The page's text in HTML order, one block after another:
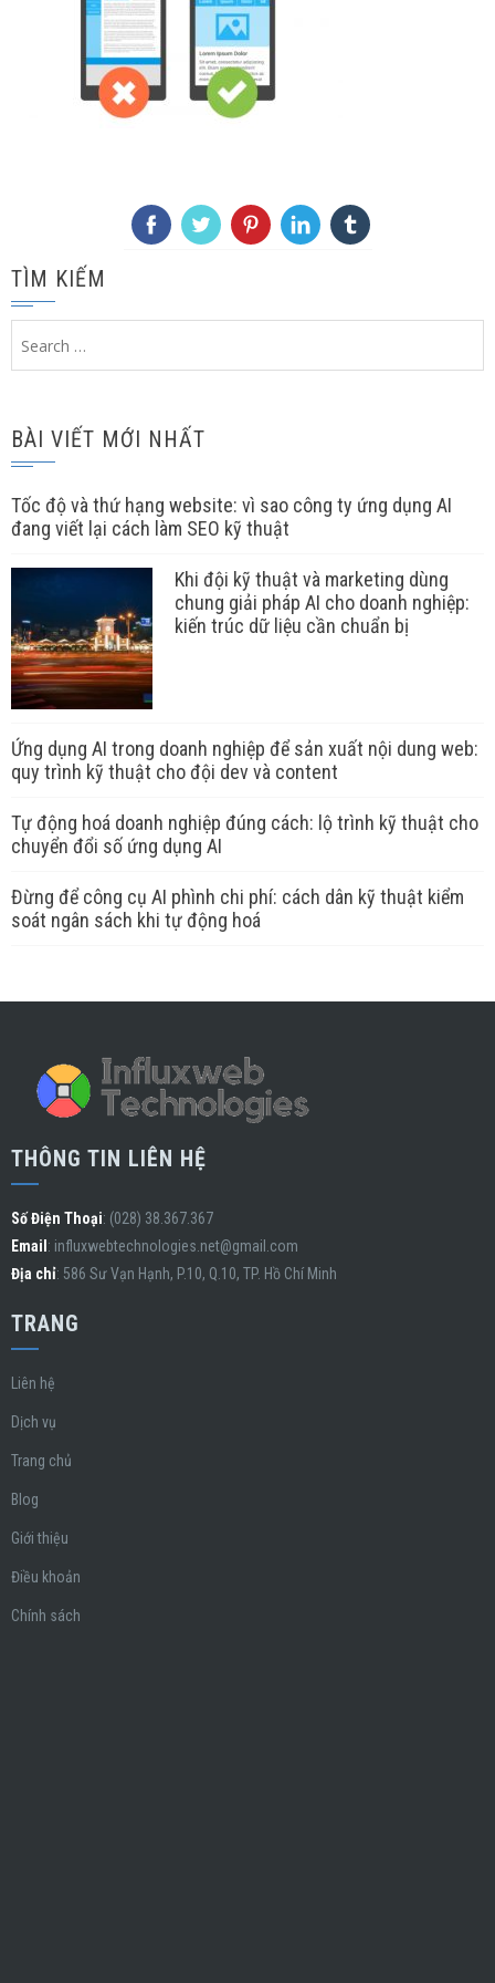
TÌM KIẾM
BÀI VIẾT MỚI NHẤT
Tốc độ và thứ hạng website: vì sao công ty ứng dụng AI
đang viết lại cách làm SEO kỹ thuật
Khi đội kỹ thuật và marketing dùng
chung giải pháp AI cho doanh nghiệp:
kiến trúc dữ liệu cần chuẩn bị
Ứng dụng AI trong doanh nghiệp để sản xuất nội dung web:
quy trình kỹ thuật cho đội dev và content
Tự động hoá doanh nghiệp đúng cách: lộ trình kỹ thuật cho
chuyển đổi số ứng dụng AI
Đừng để công cụ AI phình chi phí: cách dân kỹ thuật kiểm
soát ngân sách khi tự động hoá
THÔNG TIN LIÊN HỆ
Số Điện Thoại: (028) 38.367.367
Email : influxwebtechnologies.net@gmail.com
Địa chỉ: 586 Sư Vạn Hạnh, P.10, Q.10, TP. Hồ Chí Minh
TRANG
Liên hệ
Dịch vụ
Trang chủ
Blog
Giới thiệu
Điều khoản
Chính sách